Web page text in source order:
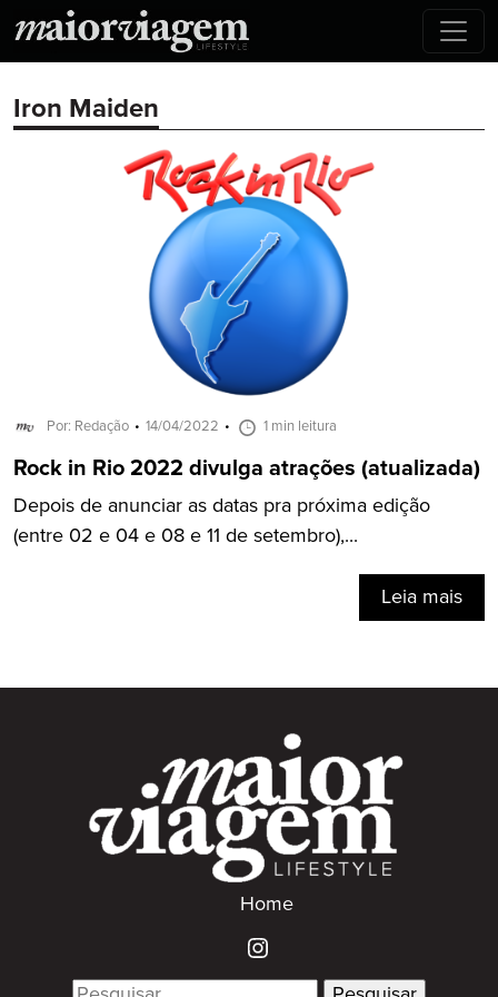
Iron Maiden
Por: Redação 14/04/2022 1 min leitura
Rock in Rio 2022 divulga atrações (atualizada)
Depois de anunciar as datas pra próxima edição
(entre 02 e 04 e 08 e 11 de setembro),...
Leia mais
Home
Search